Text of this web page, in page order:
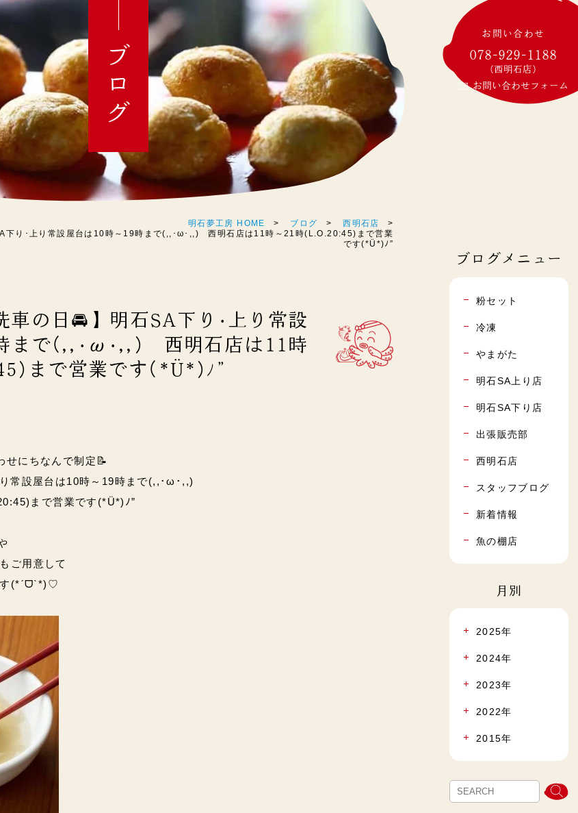
ブログ
明石夢工房 HOME ブログ
西明石店
下り･上り常設屋台は10時～19時まで(,,･ω･,,) 西明石店は11時～21時(L.O.20:45)まで営業
です(*Ü*)ﾉ”
の日🚘】明石SA下り･上り常設
まで(,,･ω･,,) 西明石店は11時
まで営業です(*Ü*)ﾉ”
にちなんで制定📝
常設屋台は10時～19時まで(,,･ω･,,)
まで営業です(*Ü*)ﾉ”
ご用意して
す(*ˊᗜˋ*)♡
お問い合わせ
078-929-1188
(西明石店)
お問い合わせフォーム
ブログメニュー
粉セット
冷凍
やまがた
明石SA上り店
明石SA下り店
出張販売部
西明石店
スタッフブログ
新着情報
魚の棚店
月別
2025年
2024年
2023年
2022年
2015年